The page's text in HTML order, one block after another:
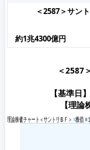
＜2587＞サン
約1兆4300億円
＜2587
【基準
【理